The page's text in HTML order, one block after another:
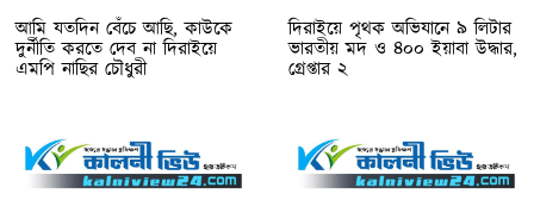
আমি যতদিন বেঁচে আছি, কাউকে
দুর্নীতি করতে দেব না দিরাইয়ে
এমপি নাছির চৌধুরী
দিরাইয়ে পৃথক অভিযানে ৯ লিটার
ভারতীয় মদ ও ৪০০ ইয়াবা উদ্ধার,
গ্রেপ্তার ২